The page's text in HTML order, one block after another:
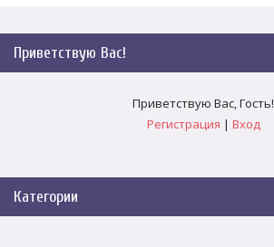
Приветствую Вас!
Приветствую Вас,Гость!
Регистрация | Вход
Категории